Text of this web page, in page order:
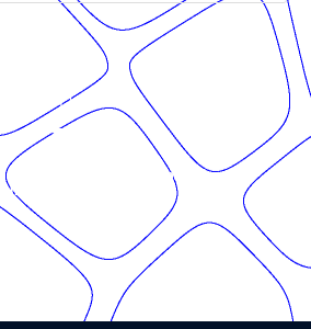
design - 2024 - Tous droits réservés -
mentions légales